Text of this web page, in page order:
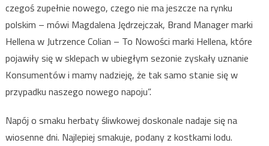
czegoś zupełnie nowego, czego nie ma jeszcze na rynku
polskim – mówi Magdalena Jędrzejczak, Brand Manager marki
Hellena w Jutrzence Colian – To Nowości marki Hellena, które
pojawiły się w sklepach w ubiegłym sezonie zyskały uznanie
Konsumentów i mamy nadzieję, że tak samo stanie się w
przypadku naszego nowego napoju”.
Napój o smaku herbaty śliwkowej doskonale nadaje się na
wiosenne dni. Najlepiej smakuje, podany z kostkami lodu.